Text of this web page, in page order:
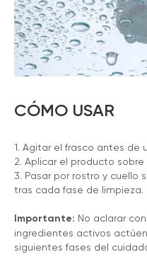
CÓMO USAR
1. Agitar el frasco antes de
2. Aplicar el producto
3. Pasar por rostro y cuello
tras cada fase de limpieza.
Importante: No aclarar
ingredientes activos
siguientes fases del